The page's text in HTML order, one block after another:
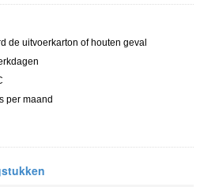
de uitvoerkarton of houten geval
per maand